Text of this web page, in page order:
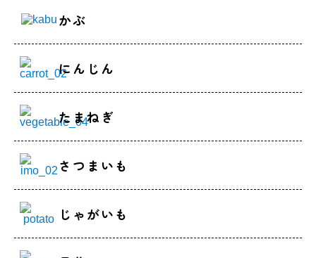
かぶ
にんじん
たまねぎ
さつまいも
じゃがいも